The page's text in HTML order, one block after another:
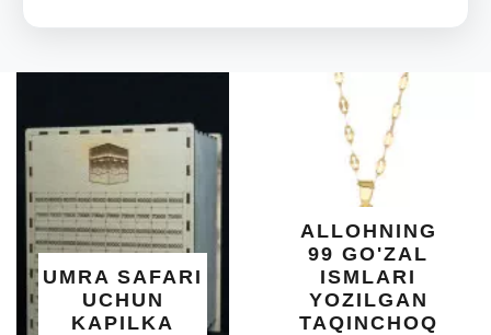
SAFARI
UCHUN
KAPILKA
ALLOHNING
99 GO'ZAL
ISMLARI
YOZILGAN
TAQINCHOQ